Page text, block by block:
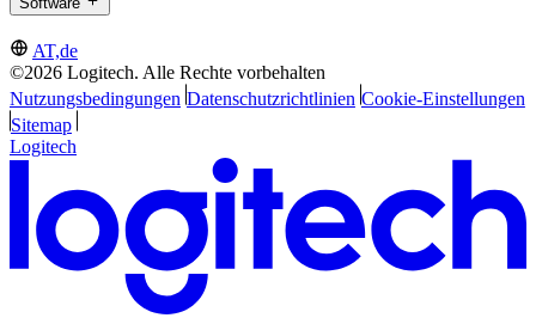
AT,de
©2026 Logitech. Alle Rechte vorbehalten
Nutzungsbedingungen Datenschutzrichtlinien Cookie-Einstellungen
Sitemap
Logitech